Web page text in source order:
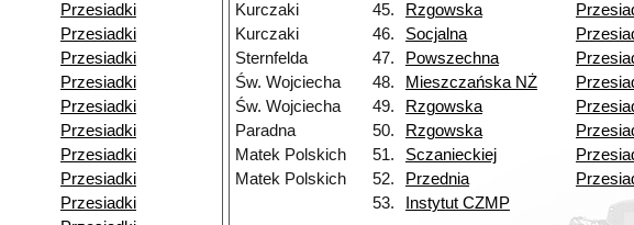
Przesiadki
Przesiadki
Przesiadki
Przesiadki
Przesiadki
Przesiadki
Przesiadki
Przesiadki
Przesiadki
Kurczaki
45. Rzgowska
Kurczaki
46. Socjalna
Sternfelda
47. Powszechna
Św. Wojciecha
48. Mieszczańska NŻ
Św. Wojciecha
49. Rzgowska
Paradna
50. Rzgowska
Matek Polskich
51. Sczanieckiej
Matek Polskich
52. Przednia
53.
Instytut CZMP